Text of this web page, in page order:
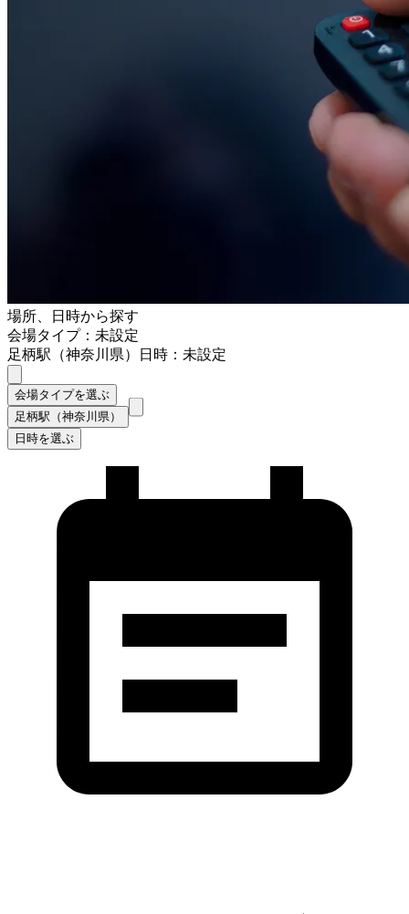
場所、日時から探す
会場タイプ：未設定
足柄駅（神奈川県）
日時：未設定
会場タイプを選ぶ
足柄駅（神奈川県）
日時を選ぶ